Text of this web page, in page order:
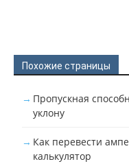
Похожие страницы
Пропускная
уклону
Как перевести
калькулятор